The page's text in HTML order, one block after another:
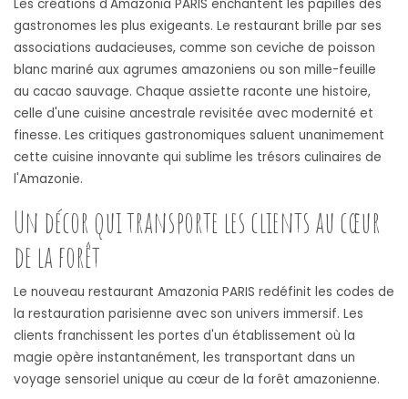
Les créations d'Amazonia PARIS enchantent les papilles des
gastronomes les plus exigeants. Le restaurant brille par ses
associations audacieuses, comme son ceviche de poisson
blanc mariné aux agrumes amazoniens ou son mille-feuille
au cacao sauvage. Chaque assiette raconte une histoire,
celle d'une cuisine ancestrale revisitée avec modernité et
finesse. Les critiques gastronomiques saluent unanimement
cette cuisine innovante qui sublime les trésors culinaires de
l'Amazonie.
Un décor qui transporte les clients au cœur
de la forêt
Le nouveau restaurant Amazonia PARIS redéfinit les codes de
la restauration parisienne avec son univers immersif. Les
clients franchissent les portes d'un établissement où la
magie opère instantanément, les transportant dans un
voyage sensoriel unique au cœur de la forêt amazonienne.